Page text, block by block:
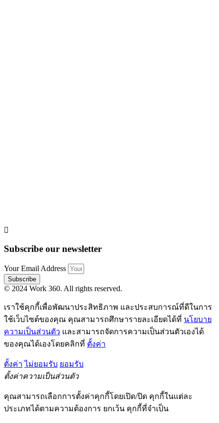
Subscribe our newsletter
Your Email Address
Subscribe
© 2024 Work 360. All rights reserved.
เราใช้คุกกี้เพื่อพัฒนาประสิทธิภาพ และประสบการณ์ที่ดีในการ
ใช้เว็บไซต์ของคุณ คุณสามารถศึกษารายละเอียดได้ที่ นโยบาย
ความเป็นส่วนตัว และสามารถจัดการความเป็นส่วนตัวเองได้
ของคุณได้เองโดยคลิกที่ ตั้งค่า
ตั้งค่า ไม่ยอมรับ ยอมรับ
ตั้งค่าความเป็นส่วนตัว
คุณสามารถเลือกการตั้งค่าคุกกี้โดยเปิด/ปิด คุกกี้ในแต่ละ
ประเภทได้ตามความต้องการ ยกเว้น คุกกี้ที่จำเป็น